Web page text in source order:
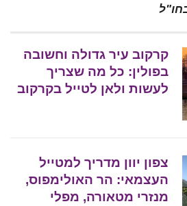
קרקוב עיר גדולה וחשובה
בפולין: כל מה שצריך
לעשות ולאן לטייל בקרקוב
צפון יוון מדריך למטייל
העצמאי: הר האולימפוס,
מנזרי מטאורה, מפלי